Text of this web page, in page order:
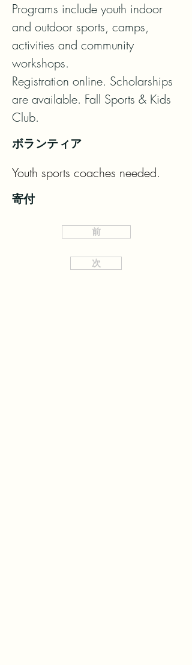
Programs include youth indoor
and outdoor sports, camps,
activities and community
workshops.
Registration online. Scholarships
are available. Fall Sports & Kids
Club.
ボランティア
Youth sports coaches needed.
寄付
前
次